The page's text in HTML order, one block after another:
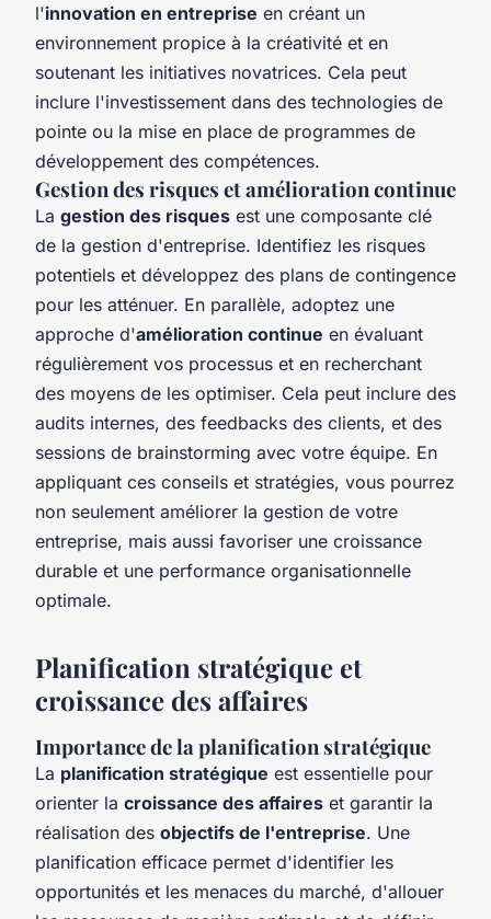
l'innovation en entreprise en créant un
environnement propice à la créativité et en
soutenant les initiatives novatrices. Cela peut
inclure l'investissement dans des technologies de
pointe ou la mise en place de programmes de
développement des compétences.
Gestion des risques et amélioration continue
La gestion des risques est une composante clé
de la gestion d'entreprise. Identifiez les risques
potentiels et développez des plans de contingence
pour les atténuer. En parallèle, adoptez une
approche d'amélioration continue en évaluant
régulièrement vos processus et en recherchant
des moyens de les optimiser. Cela peut inclure des
audits internes, des feedbacks des clients, et des
sessions de brainstorming avec votre équipe. En
appliquant ces conseils et stratégies, vous pourrez
non seulement améliorer la gestion de votre
entreprise, mais aussi favoriser une croissance
durable et une performance organisationnelle
optimale.
Planification stratégique et
croissance des affaires
Importance de la planification stratégique
La planification stratégique est essentielle pour
orienter la croissance des affaires et garantir la
réalisation des objectifs de l'entreprise. Une
planification efficace permet d'identifier les
opportunités et les menaces du marché, d'allouer